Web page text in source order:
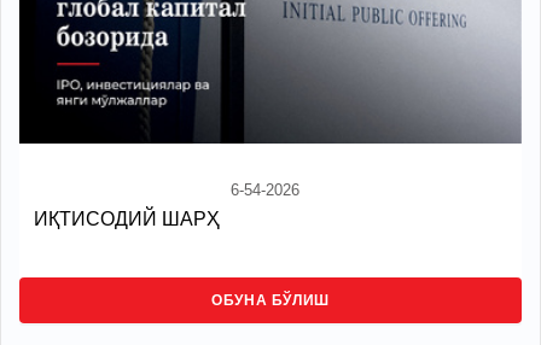
6-54-2026
ИҚТИСОДИЙ ШАРҲ
ОБУНА БЎЛИШ